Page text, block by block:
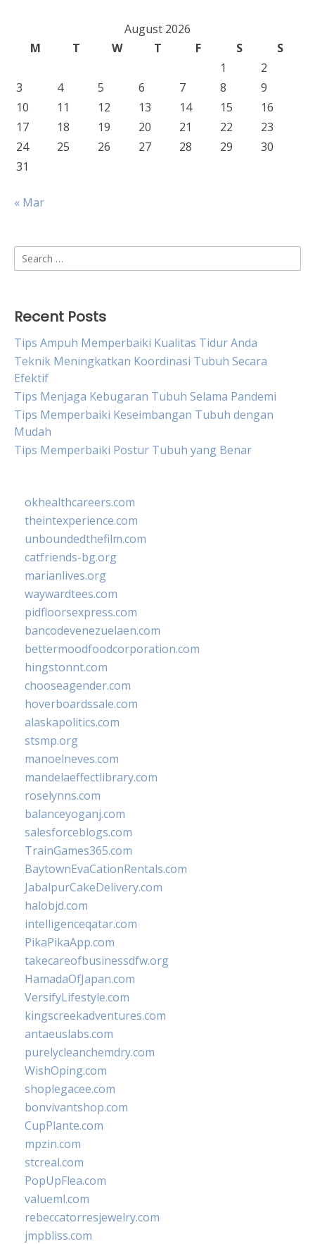
August 2026
M
T W T F S
S
1
2
3
4 5 6 7 8
9
10
11 12 13 14 15
16
17
18 19 20 21 22
23
24
25 26 27 28 29
30
31
« Mar
Search
for:
Recent Posts
Tips Ampuh Memperbaiki Kualitas Tidur Anda
Teknik Meningkatkan Koordinasi Tubuh Secara
Efektif
Tips Menjaga Kebugaran Tubuh Selama Pandemi
Tips Memperbaiki Keseimbangan Tubuh dengan
Mudah
Tips Memperbaiki Postur Tubuh yang Benar
okhealthcareers.com
theintexperience.com
unboundedthefilm.com
catfriends-bg.org
marianlives.org
waywardtees.com
pidfloorsexpress.com
bancodevenezuelaen.com
bettermoodfoodcorporation.com
hingstonnt.com
chooseagender.com
hoverboardssale.com
alaskapolitics.com
stsmp.org
manoelneves.com
mandelaeffectlibrary.com
roselynns.com
balanceyoganj.com
salesforceblogs.com
TrainGames365.com
BaytownEvaCationRentals.com
JabalpurCakeDelivery.com
halobjd.com
intelligenceqatar.com
PikaPikaApp.com
takecareofbusinessdfw.org
HamadaOfJapan.com
VersifyLifestyle.com
kingscreekadventures.com
antaeuslabs.com
purelycleanchemdry.com
WishOping.com
shoplegacee.com
bonvivantshop.com
CupPlante.com
mpzin.com
stcreal.com
PopUpFlea.com
valueml.com
rebeccatorresjewelry.com
jmpbliss.com